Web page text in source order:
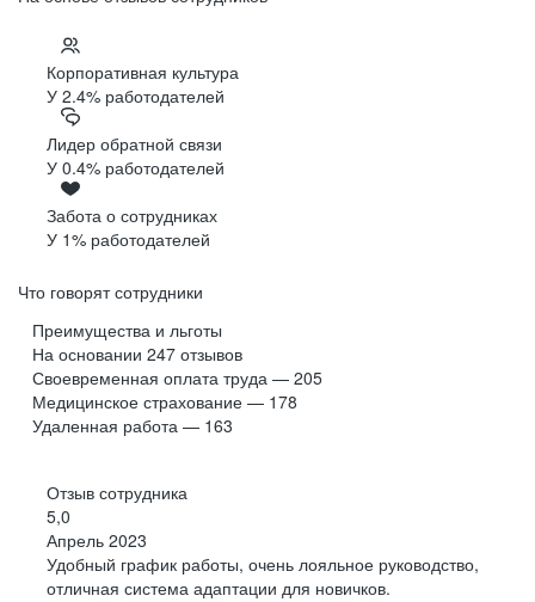
Корпоративная культура
У 2.4% работодателей
Лидер обратной связи
У 0.4% работодателей
Забота о сотрудниках
У 1% работодателей
Что говорят сотрудники
Преимущества и льготы
На основании 247 отзывов
Своевременная оплата труда — 205
Медицинское страхование — 178
Удаленная работа — 163
Отзыв сотрудника
5,0
Апрель 2023
Удобный график работы, очень лояльное руководство,
отличная система адаптации для новичков.